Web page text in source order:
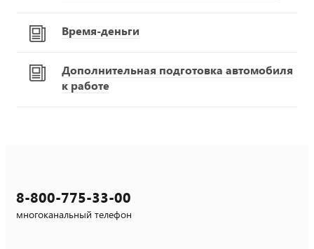
Время-деньги
Дополнительная подготовка автомобиля
к работе
8-800-775-33-00
многоканальный телефон